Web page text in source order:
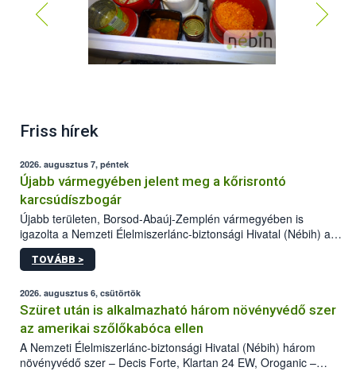
Friss hírek
2026. augusztus 7, péntek
Újabb vármegyében jelent meg a kőrisrontó
karcsúdíszbogár
Újabb területen, Borsod-Abaúj-Zemplén vármegyében is
igazolta a Nemzeti Élelmiszerlánc-biztonsági Hivatal (Nébih) a
kőrisrontó karcsúdíszbogár (Agrilus planipennis) jelenlétét. A
kártevőt nem csak színcsapdában találták meg, de már fertőzött
az intenzív felderítést, emellett az intézkedéseket a szlovák
hatósággal is összehangolják a terjedés megállítása érdekében.
TOVÁBB >
2026. augusztus 6, csütörtök
Szüret után is alkalmazható három növényvédő szer
az amerikai szőlőkabóca ellen
A Nemzeti Élelmiszerlánc-biztonsági Hivatal (Nébih) három
növényvédő szer – Decis Forte, Klartan 24 EW, Oroganic –